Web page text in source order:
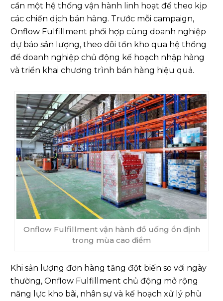
cần một hệ thống vận hành linh hoạt để theo kịp
các chiến dịch bán hàng. Trước mỗi campaign,
Onflow Fulfillment phối hợp cùng doanh nghiệp
dự báo sản lượng, theo dõi tồn kho qua hệ thống
để doanh nghiệp chủ động kế hoạch nhập hàng
và triển khai chương trình bán hàng hiệu quả.
Onflow Fulfillment vận hành đồ uống ổn định
trong mùa cao điểm
Khi sản lượng đơn hàng tăng đột biến so với ngày
thường, Onflow Fulfillment chủ động mở rộng
năng lực kho bãi, nhân sự và kế hoạch xử lý phù